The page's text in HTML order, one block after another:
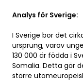
Analys för Sverige:
I Sverige bor det
ursprung, varav
130 000 är födda i
Somalia. Detta gör
större